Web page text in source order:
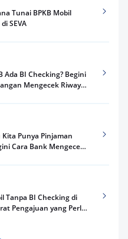
Tunai BPKB Mobil
SEVA
Ada BI Checking? Begini
Mengecek Riwayat
Punya Pinjaman
Cara Bank Mengecek
Tanpa BI Checking di
Pengajuan yang Perlu